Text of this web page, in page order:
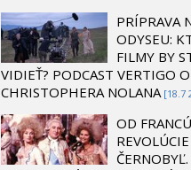
PRÍPRAVA
ODYSEU:
FILMY BY
VIDIEŤ? PODCAST VERTIGO
CHRISTOPHERA NOLANA [18.7
OD